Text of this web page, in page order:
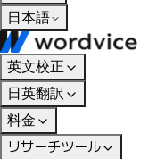
日本語
英文校正
日英翻訳
料金
リサーチツール